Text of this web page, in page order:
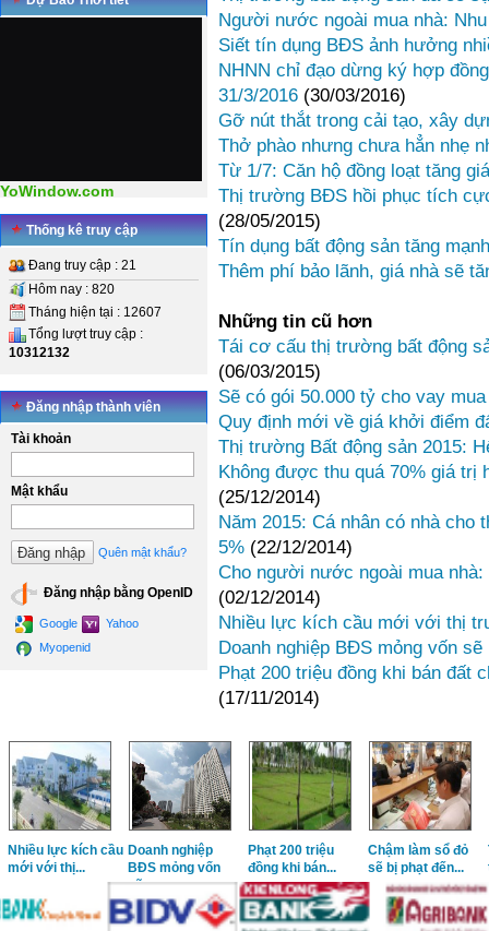
YoWindow.com
Thống kê truy cập
Đang truy cập : 21
Hôm nay : 820
Tháng hiện tại : 12607
Tổng lượt truy cập :
10312132
Đăng nhập thành viên
Tài khoản
Mật khẩu
Quên mật khẩu?
Đăng nhập bằng OpenID
Google
Yahoo
Myopenid
Người nước ngoài mua nhà:
Siết tín dụng BĐS ảnh hưởng
NHNN chỉ đạo dừng ký hợp
31/3/2016 (30/03/2016)
Gỡ nút thắt trong cải tạo, xây
Thở phào nhưng chưa hẳn nhẹ
Từ 1/7: Căn hộ đồng loạt tăng
Thị trường BĐS hồi phục tích
(28/05/2015)
Tín dụng bất động sản tăng
Thêm phí bảo lãnh, giá nhà sẽ
Những tin cũ hơn
Tái cơ cấu thị trường bất động
(06/03/2015)
Sẽ có gói 50.000 tỷ cho vay
Quy định mới về giá khởi điểm
Thị trường Bất động sản 2015:
Không được thu quá 70% giá trị
(25/12/2014)
Năm 2015: Cá nhân có nhà cho
5% (22/12/2014)
Cho người nước ngoài mua
(02/12/2014)
Nhiều lực kích cầu mới với thị
Doanh nghiệp BĐS mỏng vốn
Phạt 200 triệu đồng khi bán đất
(17/11/2014)
Nhiều lực kích cầu
mới với thị...
Doanh nghiệp
BĐS mỏng vốn
sẽ...
Phạt 200 triệu
đồng khi bán...
Chậm làm sổ đỏ
sẽ bị phạt đến...